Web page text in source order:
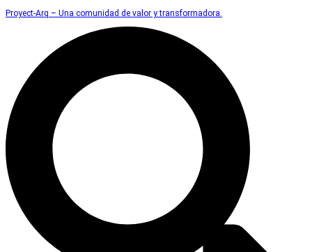
Proyect-Arq – Una comunidad de valor y transformadora.